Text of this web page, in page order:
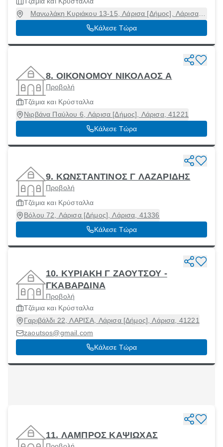
Μανωλάκη Κυριάκου 13-15, Λάρισα [Δήμος], Λάρισα,
41222
Κάλεσε Τώρα
8. ΟΙΚΟΝΟΜΟΥ ΝΙΚΟΛΑΟΣ Α
Προβολή
Τζάμια και Κρύσταλλα
Νιρβάνα Παύλου 6, Λάρισα [Δήμος], Λάρισα, 41221
Κάλεσε Τώρα
9. ΚΩΝΣΤΑΝΤΙΝΟΣ Γ ΛΑΖΑΡΙΔΗΣ
Προβολή
Τζάμια και Κρύσταλλα
Βόλου 72, Λάρισα [Δήμος], Λάρισα, 41336
Κάλεσε Τώρα
10. ΚΥΡΙΑΚΗ Γ ΖΑΟΥΤΣΟΥ -
ΓΚΑΒΑΡΔΙΝΑ
Προβολή
Τζάμια και Κρύσταλλα
Γαριβάλδι 22, ΛΑΡΙΣΑ, Λάρισα [Δήμος], Λάρισα, 41221
zaoutsos@gmail.com
Κάλεσε Τώρα
11. ΛΑΜΠΡΟΣ ΚΑΨΙΩΧΑΣ